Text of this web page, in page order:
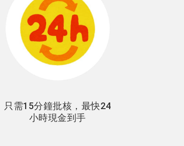
只需15分鐘批核，最快24
小時現金到手